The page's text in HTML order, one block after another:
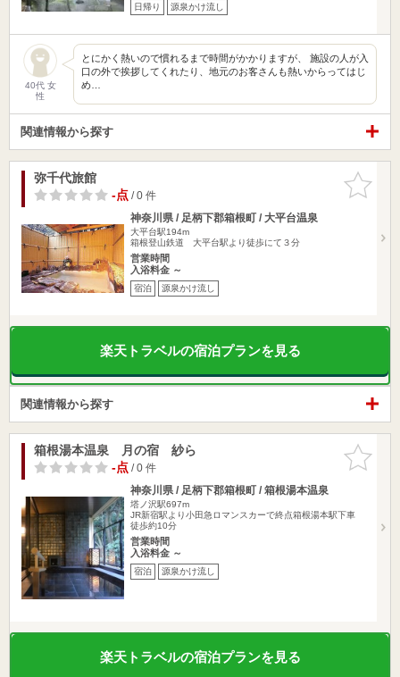
日帰り 源泉かけ流し
40代 女
性
とにかく熱いので慣れるまで時間がかかりますが、 施設の人が入
口の外で挨拶してくれたり、地元のお客さんも熱いからってはじ
め…
関連情報から探す
お気に入
りに追加
弥千代旅館
-点/ 0 件
神奈川県 / 足柄下郡箱根町 / 大平台温泉
大平台駅194m
箱根登山鉄道 大平台駅より徒歩にて３分
営業時間
入浴料金 ～
宿泊 源泉かけ流し
楽天トラベルの宿泊プランを見る
関連情報から探す
お気に入
りに追加
箱根湯本温泉 月の宿 紗ら
-点/ 0 件
神奈川県 / 足柄下郡箱根町 / 箱根湯本温泉
塔ノ沢駅697m
JR新宿駅より小田急ロマンスカーで終点箱根湯本駅下車
徒歩約10分
営業時間
入浴料金 ～
宿泊 源泉かけ流し
楽天トラベルの宿泊プランを見る